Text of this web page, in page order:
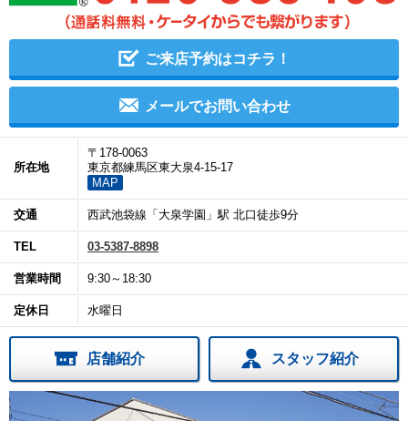
ご来店予約はコチラ！
メールでお問い合わせ
所在地
〒178-0063
東京都練馬区東大泉4-15-17
MAP
交通 西武池袋線「大泉学園」駅 北口徒歩9分
TEL 03-5387-8898
営業時間 9:30～18:30
定休日 水曜日
店舗紹介 スタッフ紹介